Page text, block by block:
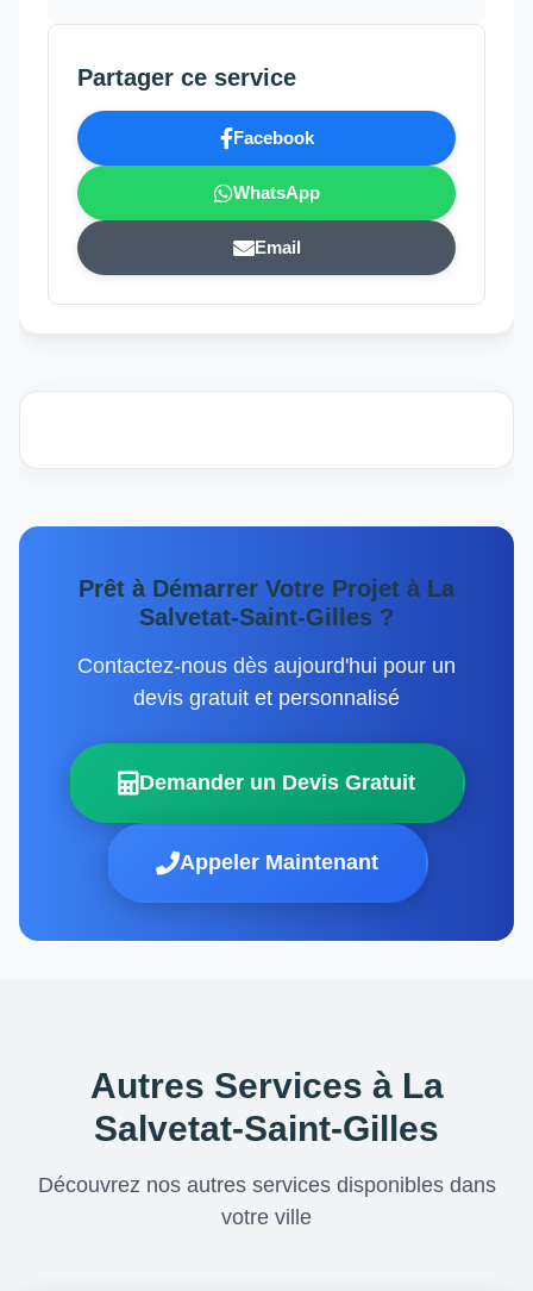
Partager ce service
Facebook
WhatsApp
Email
Prêt à Démarrer Votre Projet à La
Salvetat-Saint-Gilles ?
Contactez-nous dès aujourd'hui pour un
devis gratuit et personnalisé
Demander un Devis Gratuit
Appeler Maintenant
Autres Services à La
Salvetat-Saint-Gilles
Découvrez nos autres services disponibles dans
votre ville